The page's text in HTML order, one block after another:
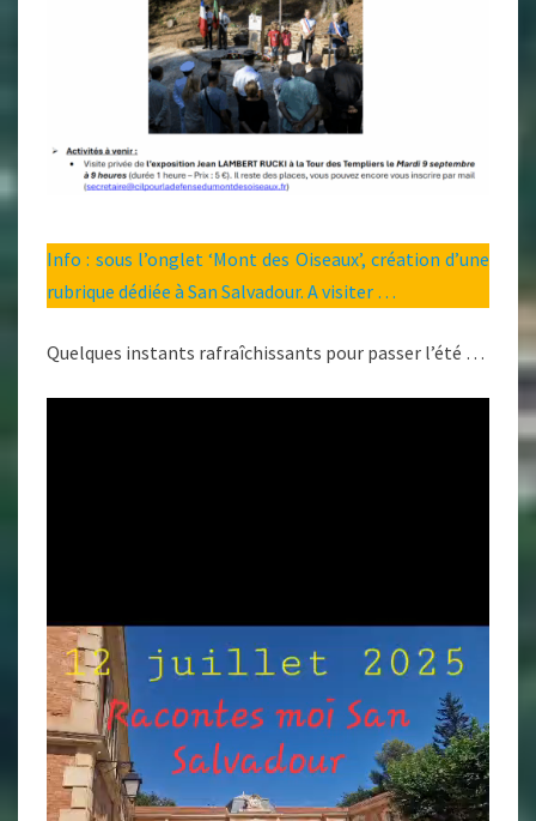
Info : sous l’onglet ‘Mont des Oiseaux’, création d’une
rubrique dédiée à San Salvadour. A visiter …
Quelques instants rafraîchissants pour passer l’été …